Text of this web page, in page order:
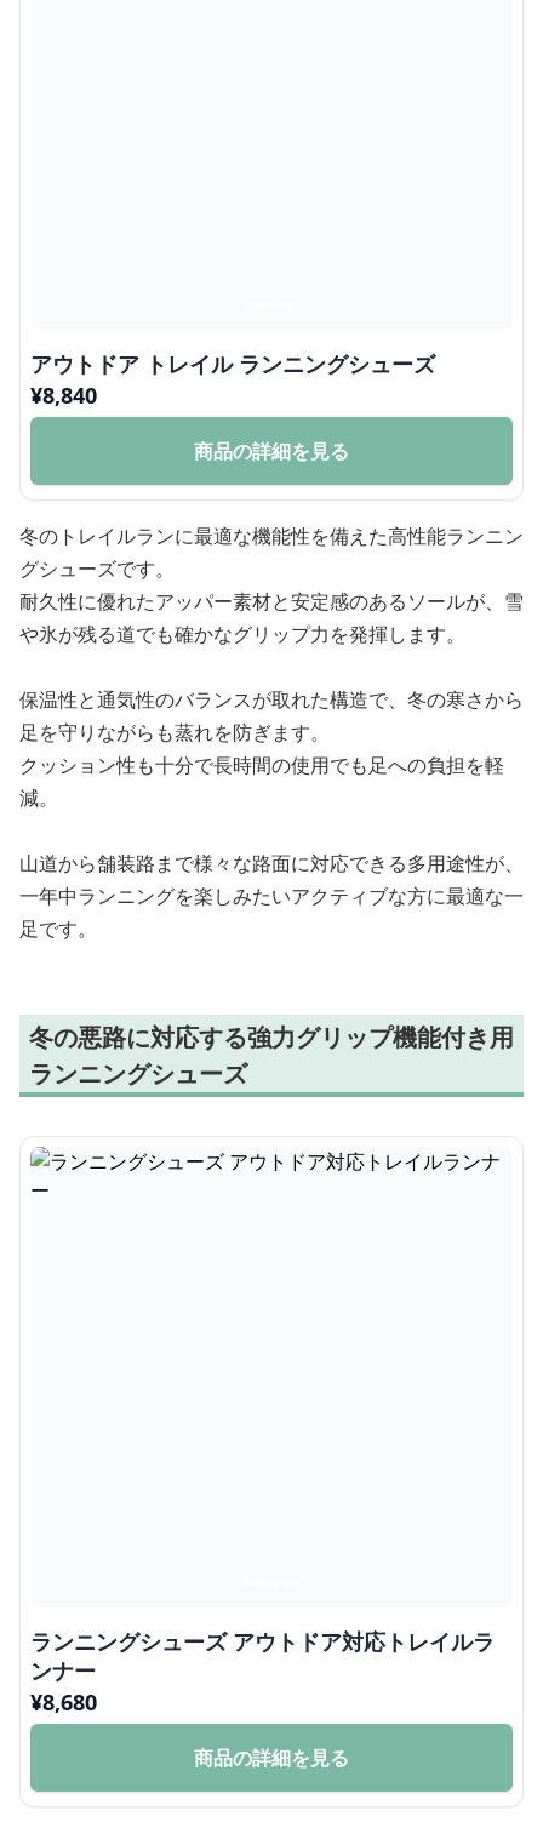
アウトドア トレイル ランニングシューズ
¥8,840
商品の詳細を見る
冬のトレイルランに最適な機能性を備えた高性能ランニン
グシューズです。
耐久性に優れたアッパー素材と安定感のあるソールが、雪
や氷が残る道でも確かなグリップ力を発揮します。
保温性と通気性のバランスが取れた構造で、冬の寒さから
足を守りながらも蒸れを防ぎます。
クッション性も十分で長時間の使用でも足への負担を軽
減。
山道から舗装路まで様々な路面に対応できる多用途性が、
一年中ランニングを楽しみたいアクティブな方に最適な一
足です。
冬の悪路に対応する強力グリップ機能付き用
ランニングシューズ
ランニングシューズ アウトドア対応トレイルラ
ンナー
¥8,680
商品の詳細を見る